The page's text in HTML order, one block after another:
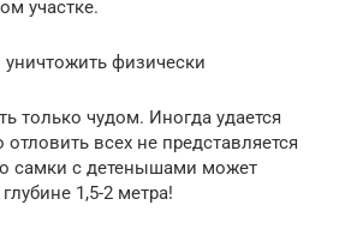
участке.
физически
только чудом. Иногда удается
всех не представляется
самки с детенышами может
1,5-2 метра!